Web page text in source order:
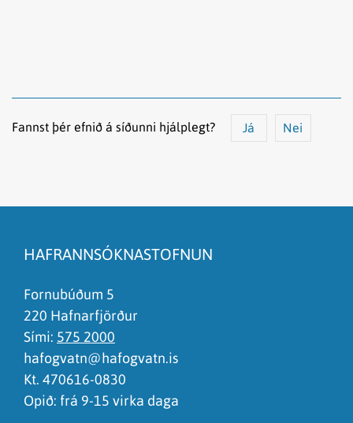
Fannst þér efnið á síðunni hjálplegt? Já Nei
Það er of mikið efni á síðunni
Ég skil ekki efnið, finnst það of flókið
HAFRANNSÓKNASTOFNUN
Fornubúðum 5
220 Hafnarfjörður
Sími: 575 2000
hafogvatn@hafogvatn.is
Kt. 470616-0830
Opið: frá 9-15 virka daga